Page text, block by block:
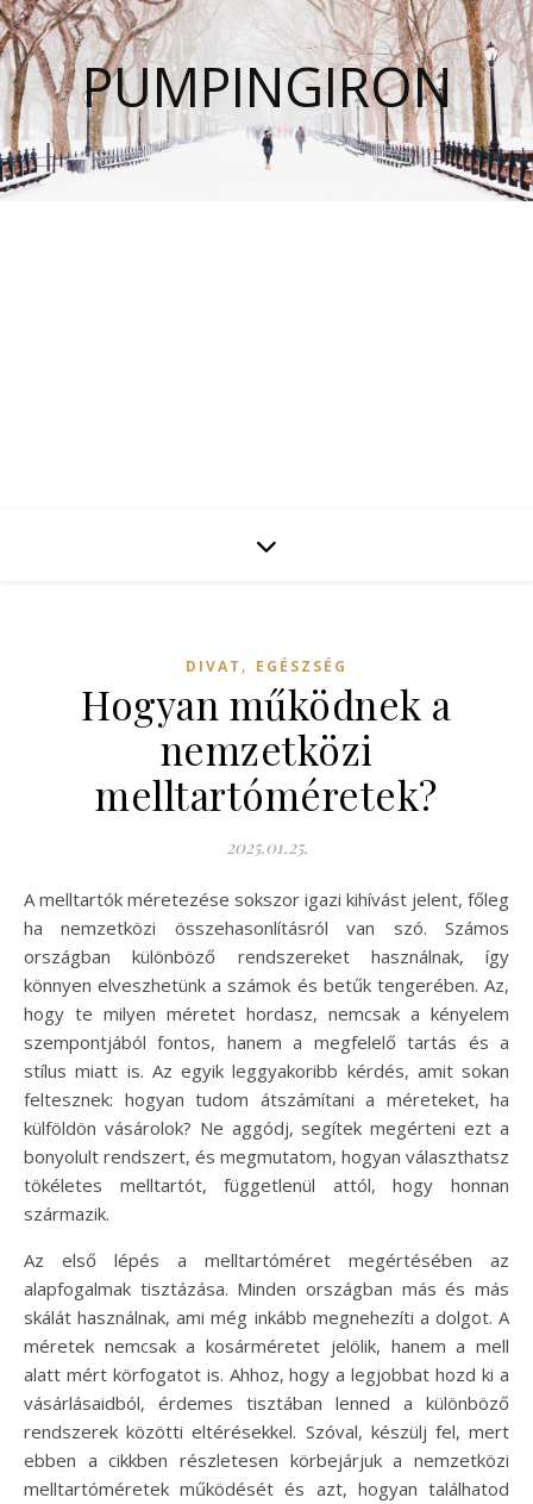
PUMPINGIRON
DIVAT , EGÉSZSÉG
Hogyan működnek a
nemzetközi
melltartóméretek?
2025.01.25.
A melltartók méretezése sokszor igazi kihívást jelent, főleg
ha nemzetközi összehasonlításról van szó. Számos
országban különböző rendszereket használnak, így
könnyen elveszhetünk a számok és betűk tengerében. Az,
hogy te milyen méretet hordasz, nemcsak a kényelem
szempontjából fontos, hanem a megfelelő tartás és a
stílus miatt is. Az egyik leggyakoribb kérdés, amit sokan
feltesznek: hogyan tudom átszámítani a méreteket, ha
külföldön vásárolok? Ne aggódj, segítek megérteni ezt a
bonyolult rendszert, és megmutatom, hogyan választhatsz
tökéletes melltartót, függetlenül attól, hogy honnan
származik.
Az első lépés a melltartóméret megértésében az
alapfogalmak tisztázása. Minden országban más és más
skálát használnak, ami még inkább megnehezíti a dolgot. A
méretek nemcsak a kosárméretet jelölik, hanem a mell
alatt mért körfogatot is. Ahhoz, hogy a legjobbat hozd ki a
vásárlásaidból, érdemes tisztában lenned a különböző
rendszerek közötti eltérésekkel. Szóval, készülj fel, mert
ebben a cikkben részletesen körbejárjuk a nemzetközi
melltartóméretek működését és azt, hogyan találhatod